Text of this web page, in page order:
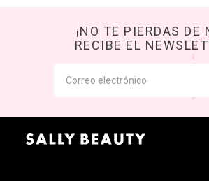
¡NO TE PIERDAS DE
RECIBE EL